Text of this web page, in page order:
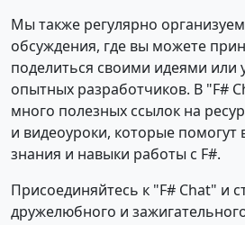
Мы также регулярно
обсуждения, где вы можете
поделиться своими идеями или
опытных разработчиков. В "F#
много полезных ссылок на
и видеоуроки, которые
знания и навыки работы с F#.
Присоединяйтесь к "F# Chat" и
дружелюбного и